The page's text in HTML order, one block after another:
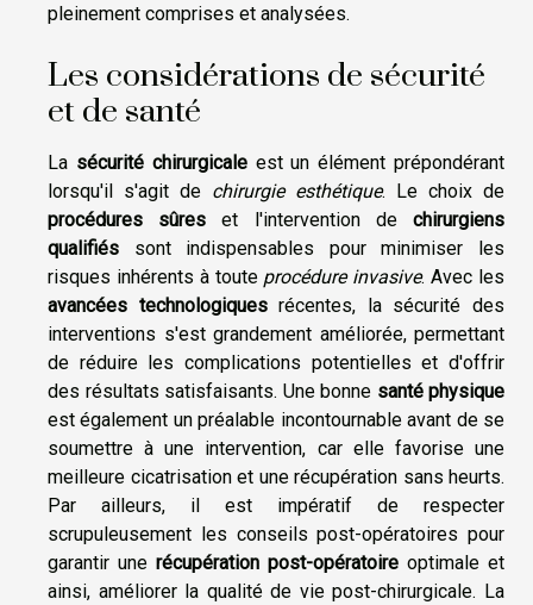
pleinement comprises et analysées.
Les considérations de sécurité
et de santé
La sécurité chirurgicaleest un élément prépondérant
lorsqu'il s'agit de chirurgie esthétique. Le choix de
procédures sûres et l'intervention dechirurgiens
qualifiés sont indispensables pour minimiser les
risques inhérents à toute procédure invasive. Avec les
avancées technologiquesrécentes, la sécurité des
interventions s'est grandement améliorée, permettant
de réduire les complications potentielles et d'offrir
des résultats satisfaisants. Une bonne santé physique
est également un préalable incontournable avant de se
soumettre à une intervention, car elle favorise une
meilleure cicatrisation et une récupération sans heurts.
Par ailleurs, il est impératif de respecter
scrupuleusement les conseils post-opératoires pour
garantir une récupération post-opératoire optimale et
ainsi, améliorer la qualité de vie post-chirurgicale. La